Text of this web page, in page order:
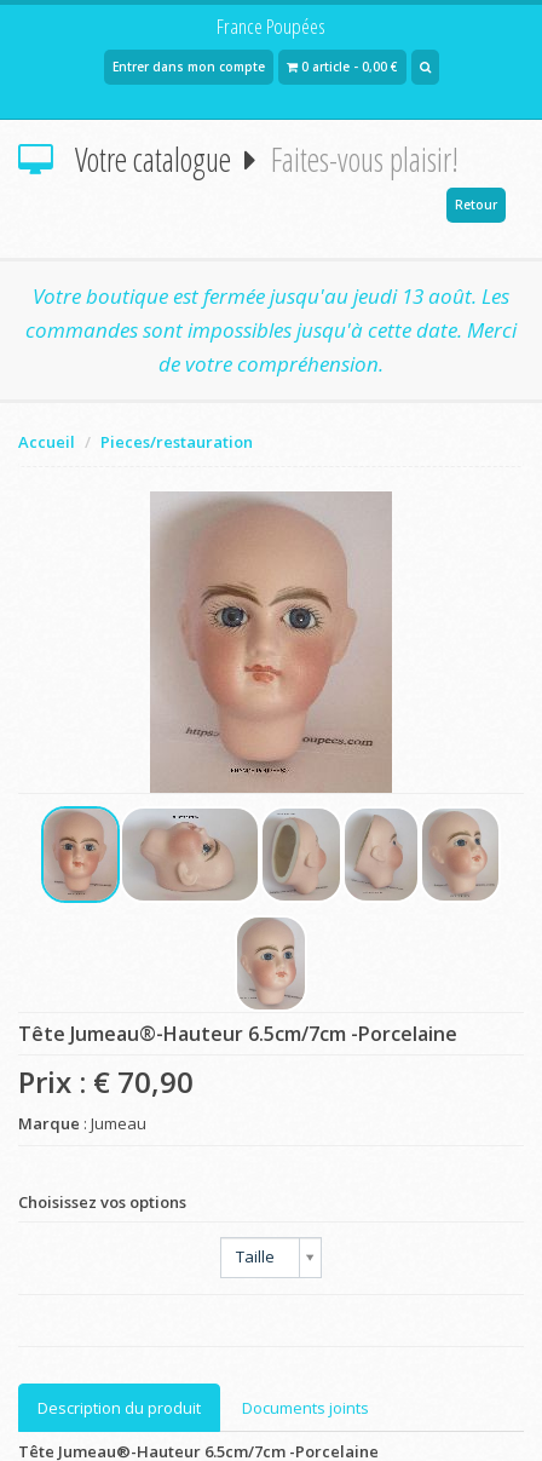
France Poupées
Entrer dans mon compte 0 article - 0,00 €
Votre catalogue Faites-vous plaisir!
Retour
Votre boutique est fermée jusqu'au jeudi 13 août. Les
commandes sont impossibles jusqu'à cette date. Merci
de votre compréhension.
Accueil Pieces/restauration
Tête Jumeau®-Hauteur 6.5cm/7cm -Porcelaine
Prix : € 70,90
Marque : Jumeau
Choisissez vos options
Taille
Description du produit
Documents joints
Tête Jumeau®-Hauteur 6.5cm/7cm -Porcelaine